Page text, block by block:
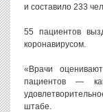
и составило 233
55 пациентов
коронавирусом.
«Врачи
пациентов —
штабе.